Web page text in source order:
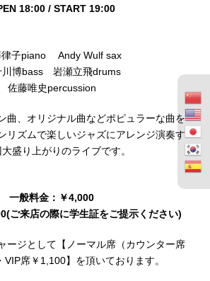
18:00 / START 19:00
律子piano Andy Wulf sax
川博bass 岩瀬立飛drums
佐藤唯史percussion
曲、オリジナル曲などポピュラーな曲を
リズムで楽しいジャズにアレンジ演奏す
盛り上がりのライブです。
一般料金：￥4,000
ご来店の際に学生証をご提示ください)
ージとして【ノーマル席（カウンター席
席￥1,100】を頂いております。